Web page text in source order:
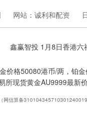
网站：诚利和配资
价格50080港币/两，铂
现货黄金AU9999最新
网信算备310104345710301240019